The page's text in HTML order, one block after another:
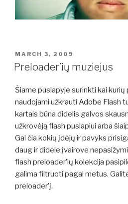
POSTED
ON
MARCH 3, 2009
Preloader’ių muziejus
Šiame puslapyje surinkti kai kurių
naudojami užkrauti Adobe Flash
kartais būna didelis galvos
užkrovėją flash puslapiui arba
Gal čia kokių įdėjų ir pavyks
daug ir didele įvairove
flash preloader’ių kolekcija
galima filtruoti pagal metus.
preloader’į.